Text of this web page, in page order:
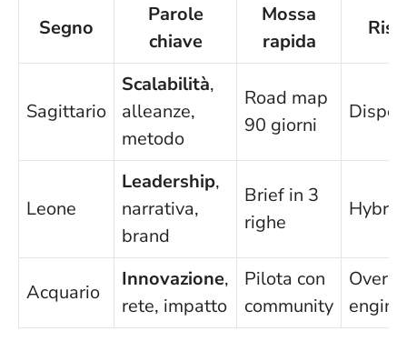
Segno
Parole
chiave
Mossa
rapida
Sagittario
Scalabilità,
alleanze,
metodo
Road map
90 giorni
Leone
Leadership,
narrativa,
brand
Brief in 3
righe
Hybris
Acquario
Innovazione,
rete, impatto
Pilota con
community
Over-